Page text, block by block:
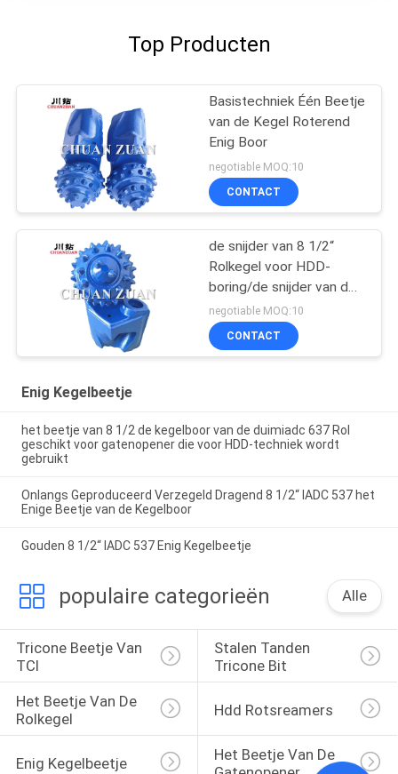
Top Producten
Basistechniek Één Beetje
van de Kegel Roterend
Enig Boor
negotiable MOQ:10
CONTACT
de snijder van 8 1/2“
Rolkegel voor HDD-
boring/de snijder van de
boorkegel in trenchless
bouw
negotiable MOQ:10
CONTACT
Enig Kegelbeetje
het beetje van 8 1/2 de kegelboor van de duimiadc 637 Rol
geschikt voor gatenopener die voor HDD-techniek wordt
gebruikt
Onlangs Geproduceerd Verzegeld Dragend 8 1/2“ IADC 537 het
Enige Beetje van de Kegelboor
Gouden 8 1/2“ IADC 537 Enig Kegelbeetje
populaire categorieën Alle
Tricone Beetje Van
TCI
Stalen Tanden
Tricone Bit
Het Beetje Van De
Rolkegel
Hdd Rotsreamers
Enig Kegelbeetje
Het Beetje Van De